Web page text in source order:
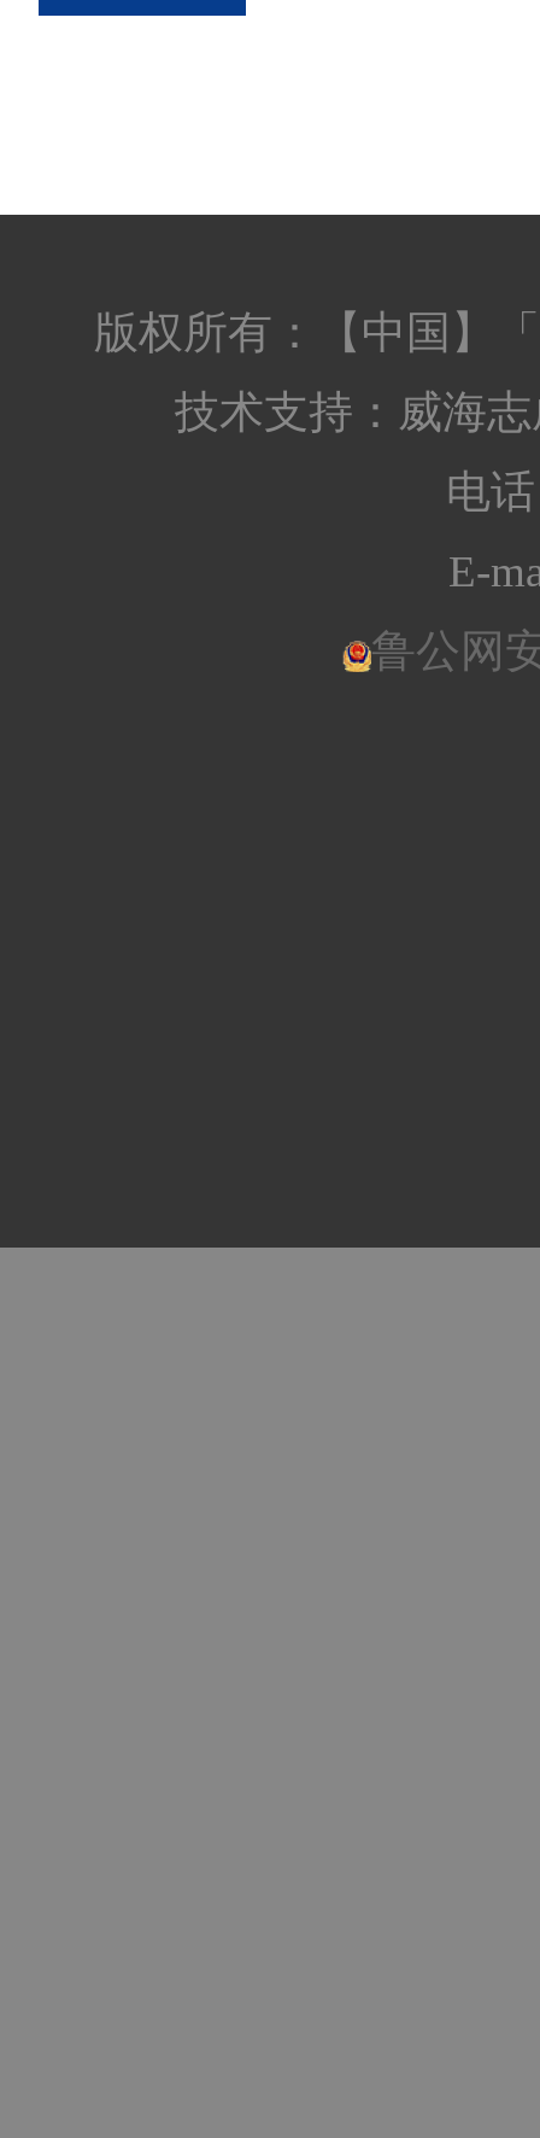
版权所有：【中国】
技术支持： 威海
电
E-
鲁公网